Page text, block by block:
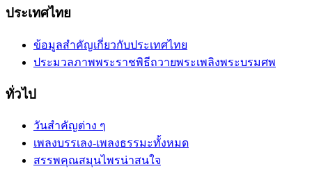
ประเทศไทย
ข้อมูลสำคัญเกี่ยวกับประเทศไทย
ประมวลภาพพระราชพิธีถวายพระเพลิงพระบรมศพ
ทั่วไป
วันสำคัญต่าง ๆ
เพลงบรรเลง-เพลงธรรมะทั้งหมด
สรรพคุณสมุนไพรน่าสนใจ